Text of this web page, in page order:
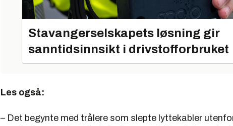
bearbeiding, reservoaranalyse og -tolkning. Bibliotek med
Omsetning 2009: 1,3 milliarder US dollar
Driftsresultat: 386,9 millioner US dollar
Antall kontorer: 43 over hele verden, spredt på 25 land.
Stavangerselskapets løsning gir
sanntidsinnsikt i drivstofforbruket
Les også:
– Det begynte med trålere som slepte lyttekabler